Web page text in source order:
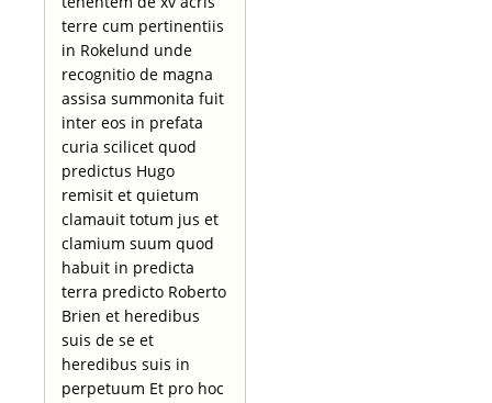
terre cum pertinentiis
in Rokelund unde
recognitio de magna
assisa summonita fuit
inter eos in prefata
curia scilicet quod
predictus Hugo
remisit et quietum
clamauit totum jus et
clamium suum quod
habuit in predicta
terra predicto Roberto
Brien et heredibus
suis de se et
heredibus suis in
perpetuum Et pro hoc